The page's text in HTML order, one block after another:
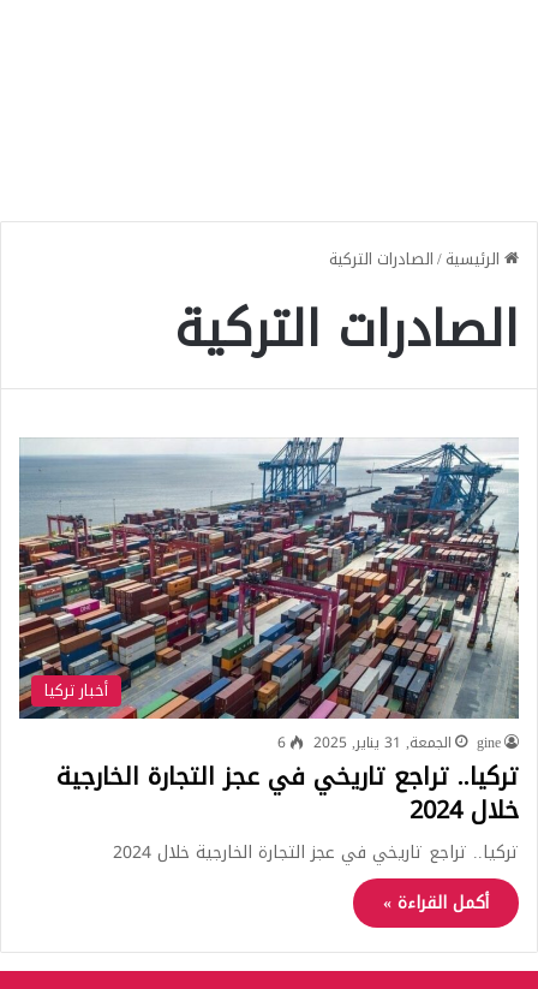
الرئيسية/الصادرات التركية
الصادرات التركية
أخبار تركيا
gine الجمعة, 31 يناير, 2025 6
تركيا.. تراجع تاريخي في عجز التجارة الخارجية
خلال 2024
تركيا.. تراجع تاريخي في عجز التجارة الخارجية خلال 2024
أكمل القراءة »